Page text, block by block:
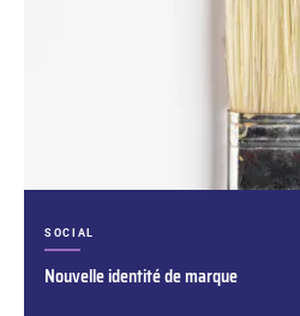
Nouvelle identité de marque
CATÉGORIES :
SOCIAL